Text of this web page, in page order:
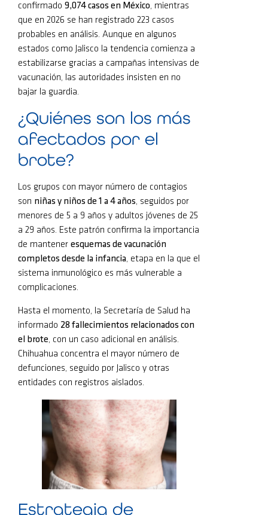
confirmado 9,074 casos en México, mientras
que en 2026 se han registrado 223 casos
probables en análisis. Aunque en algunos
estados como Jalisco la tendencia comienza a
estabilizarse gracias a campañas intensivas de
vacunación, las autoridades insisten en no
bajar la guardia.
¿Quiénes son los más
afectados por el
brote?
Los grupos con mayor número de contagios
son niñas y niños de 1 a 4 años, seguidos por
menores de 5 a 9 años y adultos jóvenes de 25
a 29 años. Este patrón confirma la importancia
de mantener esquemas de vacunación
completos desde la infancia, etapa en la que el
sistema inmunológico es más vulnerable a
complicaciones.
Hasta el momento, la Secretaría de Salud ha
informado 28 fallecimientos relacionados con
el brote, con un caso adicional en análisis.
Chihuahua concentra el mayor número de
defunciones, seguido por Jalisco y otras
entidades con registros aislados.
Estrategia de